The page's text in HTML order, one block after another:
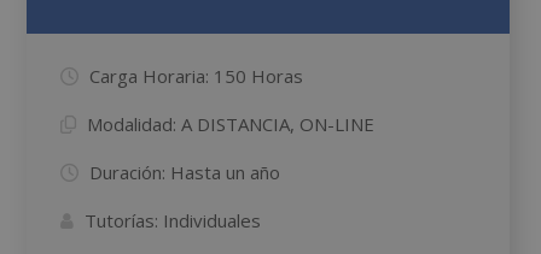
Carga Horaria: 150 Horas
Modalidad: A DISTANCIA, ON-LINE
Duración: Hasta un año
Tutorías: Individuales